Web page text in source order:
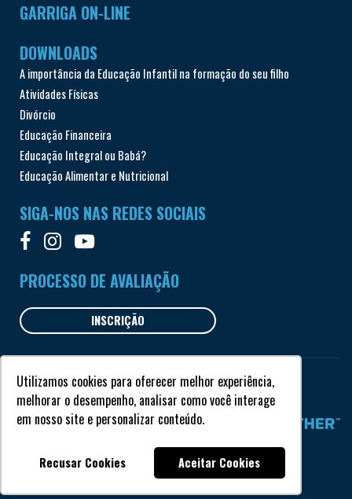
Utilizamos cookies para oferecer melhor experiência,
melhorar o desempenho, analisar como você interage
em nosso site e personalizar conteúdo.
Recusar Cookies Aceitar Cookies
GARRIGA ON-LINE
DOWNLOADS
A importância da Educação Infantil na formação do seu filho
Atividades Físicas
Divórcio
Educação Financeira
Educação Integral ou Babá?
Educação Alimentar e Nutricional
SIGA-NOS NAS REDES SOCIAIS
PROCESSO DE AVALIAÇÃO
INSCRIÇÃO
Todos os direitos reservados © Garriga 2018